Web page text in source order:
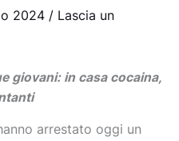
2024 / Lascia un
giovani: in casa cocaina,
arrestato oggi un